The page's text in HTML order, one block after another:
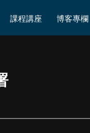
課程講座 博客專欄